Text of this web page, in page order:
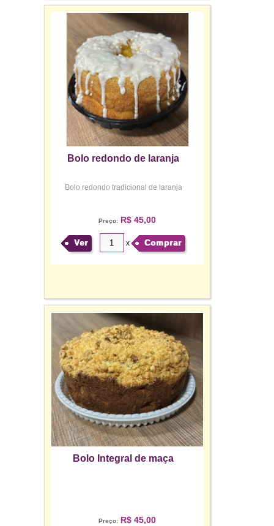
Bolo redondo de laranja
Bolo redondo tradicional de laranja
Preço:R$ 45,00
Ver x Comprar
Bolo Integral de maça
Preço:R$ 45,00